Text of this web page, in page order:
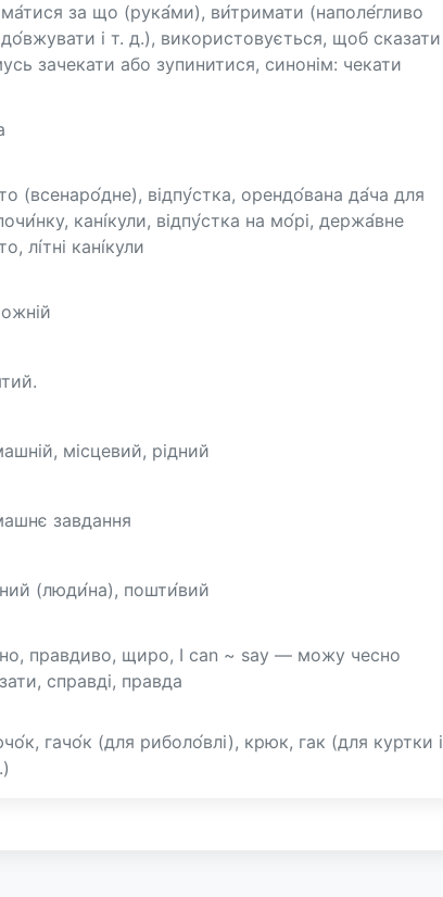
за що (рука́ми), ви́тримати (наполе́гливо
і т. д.), використовується, щоб сказати
зачекати або зупинитися, синонім: чекати
(всенаро́дне), відпу́стка, орендо́вана да́ча для
кані́кули, відпу́стка на мо́рі, держа́вне
лі́тні кані́кули
місцевий, рідний
завдання
(люди́на), пошти́вий
правдиво, щиро, I can ~ say — можу чесно
справді, правда
гачо́к (для риболо́влі), крюк, гак (для куртки і